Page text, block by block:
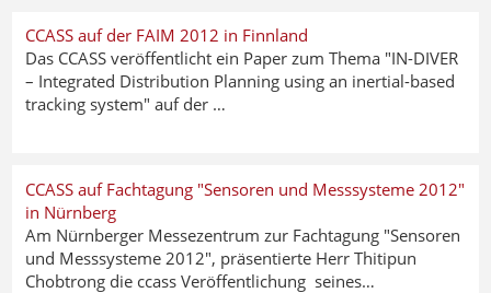
CCASS auf der FAIM 2012 in Finnland
Das CCASS veröffentlicht ein Paper zum Thema "IN-DIVER
– Integrated Distribution Planning using an inertial-based
tracking system" auf der …
CCASS auf Fachtagung "Sensoren und Messsysteme 2012"
in Nürnberg
Am Nürnberger Messezentrum zur Fachtagung "Sensoren
und Messsysteme 2012", präsentierte Herr Thitipun
Chobtrong die ccass Veröffentlichung seines…